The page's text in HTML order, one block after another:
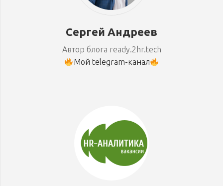
Сергей Андреев
Автор блога ready.2hr.tech
Мой telegram-канал